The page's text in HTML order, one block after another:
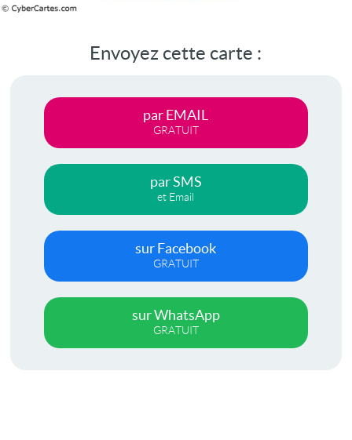
Envoyez cette carte :
par EMAIL
GRATUIT
par SMS
et Email
sur Facebook
GRATUIT
sur WhatsApp
GRATUIT